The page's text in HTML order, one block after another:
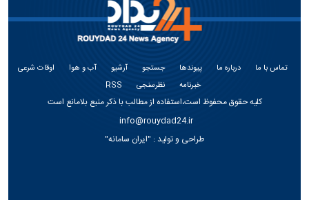
تماس با ما درباره ما پیوندها جستجو آرشیو آب و هوا
اوقات شرعی
خبرنامه
نظرسنجی RSS
کلیه حقوق محفوظ است،استفاده از مطالب با ذکر منبع بلامانع است
info@rouydad24.ir
طراحی و تولید : "ایران سامانه"